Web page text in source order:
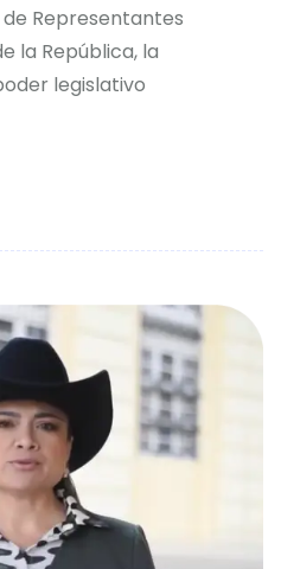
Representantes
la República, la
legislativo